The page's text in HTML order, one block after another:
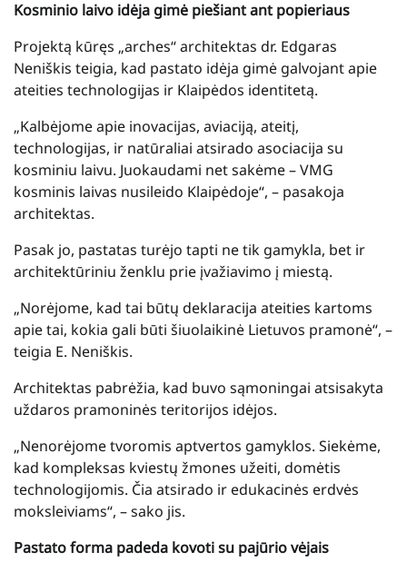
Kosminio laivo idėja gimė piešiant ant popieriaus
Projektą kūręs „arches“ architektas dr. Edgaras
Neniškis teigia, kad pastato idėja gimė galvojant apie
ateities technologijas ir Klaipėdos identitetą.
„Kalbėjome apie inovacijas, aviaciją, ateitį,
technologijas, ir natūraliai atsirado asociacija su
kosminiu laivu. Juokaudami net sakėme – VMG
kosminis laivas nusileido Klaipėdoje“, – pasakoja
architektas.
Pasak jo, pastatas turėjo tapti ne tik gamykla, bet ir
architektūriniu ženklu prie įvažiavimo į miestą.
„Norėjome, kad tai būtų deklaracija ateities kartoms
apie tai, kokia gali būti šiuolaikinė Lietuvos pramonė“, –
teigia E. Neniškis.
Architektas pabrėžia, kad buvo sąmoningai atsisakyta
uždaros pramoninės teritorijos idėjos.
„Nenorėjome tvoromis aptvertos gamyklos. Siekėme,
kad kompleksas kviestų žmones užeiti, domėtis
technologijomis. Čia atsirado ir edukacinės erdvės
moksleiviams“, – sako jis.
Pastato forma padeda kovoti su pajūrio vėjais